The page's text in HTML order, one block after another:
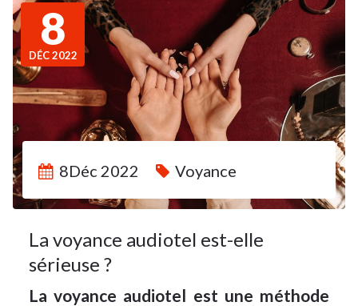
8
DÉC 2022
8Déc 2022 Voyance
La voyance audiotel est-elle
sérieuse ?
La voyance audiotel est une méthode